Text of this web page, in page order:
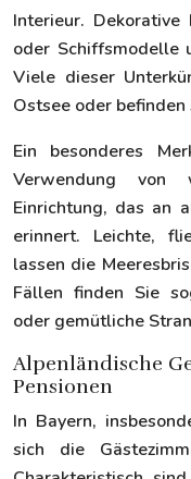
Interieur. Dekorative
oder Schiffsmodelle
Viele dieser
Ostsee oder
Ein besonderes
Verwendung von
Einrichtung, das an
erinnert. Leichte,
lassen die
Fällen finden Sie
oder gemütliche
Alpenländische
Pensionen
In Bayern,
sich die